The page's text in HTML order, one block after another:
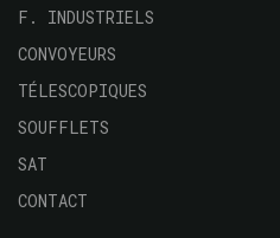
F. INDUSTRIELS
CONVOYEURS
TÉLESCOPIQUES
SOUFFLETS
SAT
CONTACT